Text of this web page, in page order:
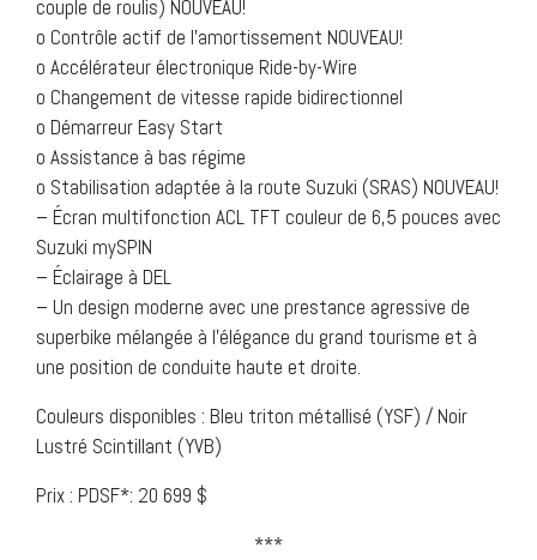
couple de roulis) NOUVEAU!
o Contrôle actif de l’amortissement NOUVEAU!
o Accélérateur électronique Ride-by-Wire
o Changement de vitesse rapide bidirectionnel
o Démarreur Easy Start
o Assistance à bas régime
o Stabilisation adaptée à la route Suzuki (SRAS) NOUVEAU!
– Écran multifonction ACL TFT couleur de 6,5 pouces avec
Suzuki mySPIN
– Éclairage à DEL
– Un design moderne avec une prestance agressive de
superbike mélangée à l’élégance du grand tourisme et à
une position de conduite haute et droite.
Couleurs disponibles : Bleu triton métallisé (YSF) / Noir
Lustré Scintillant (YVB)
Prix : PDSF*: 20 699 $
***